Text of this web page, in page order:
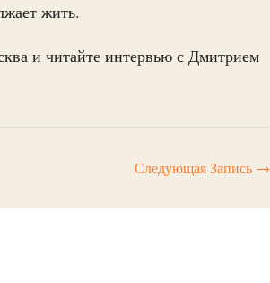
жить.
и читайте интервью с Дмитрием
Следующая Запись →